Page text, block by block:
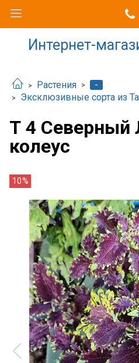
Интернет-
Растения
-
Эксклюзивные сорта из
Т 4 Северный
колеус
10%